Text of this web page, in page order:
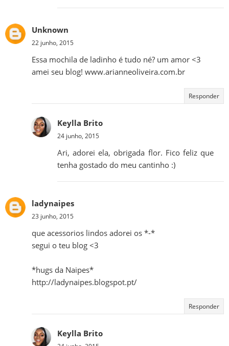
Unknown
22 junho, 2015
Essa mochila de ladinho é tudo né? um amor <3
amei seu blog! www.arianneoliveira.com.br
Responder
Keylla Brito
24 junho, 2015
Ari, adorei ela, obrigada flor. Fico feliz que
tenha gostado do meu cantinho :)
ladynaipes
23 junho, 2015
que acessorios lindos adorei os *-*
segui o teu blog <3
*hugs da Naipes*
http://ladynaipes.blogspot.pt/
Responder
Keylla Brito